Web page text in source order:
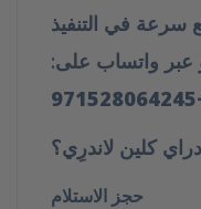
عبر واتساب على:
كلين لاندرِي؟
حجز الاستلام